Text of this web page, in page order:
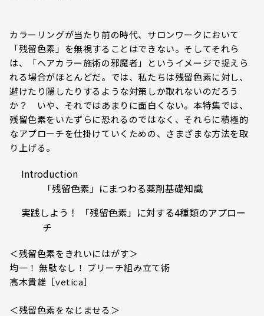
カラーリングが当たり前の時代、サロンワークにおいて
「残留色素」を無視することはできない。そしてそれら
は、「ヘアカラー施術の邪魔者」というイメージで捉えら
れる場合がほとんどだ。では、私たちは残留色素に対し、
避けたり隠したりするような対策しか取れないのだろう
か？ いや、それではあまりに面白くない。本特集では、
残留色素をいたずらに恐れるのではなく、それらに積極的
なアプローチを仕掛けていくための、さまざまな方法を取
り上げる。
Introduction
「残留色素」にまつわる薬剤基礎知識
実践しよう！ 「残留色素」に対する4種類のアプロー
チ
＜残留色素をきれいにはがす＞
均一！ 無駄なし！ ブリーチ組み立て術
高木貴雄［vetica］
＜残留色素をなじませる＞